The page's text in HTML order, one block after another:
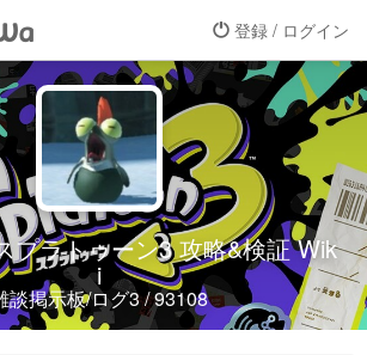
登録 / ログイン
プラトゥーン3 攻略&検証 Wik
i
談掲示板/ログ3 / 93108